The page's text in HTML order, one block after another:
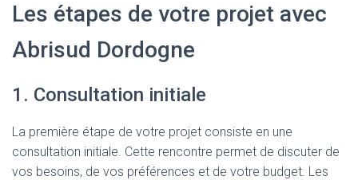
Les étapes de votre projet avec
Abrisud Dordogne
1. Consultation initiale
La première étape de votre projet consiste en une
consultation initiale. Cette rencontre permet de discuter de
vos besoins, de vos préférences et de votre budget. Les